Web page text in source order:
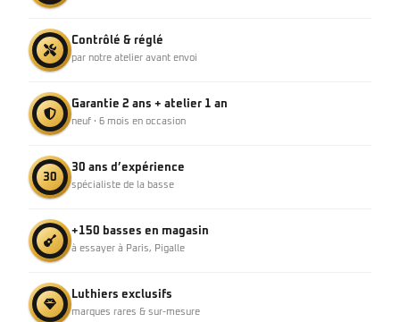
Contrôlé & réglé
par notre atelier avant envoi
Garantie 2 ans + atelier 1 an
neuf · 6 mois en occasion
30
30 ans d’expérience
spécialiste de la basse
+150 basses en magasin
à essayer à Paris, Pigalle
Luthiers exclusifs
marques rares & sur-mesure